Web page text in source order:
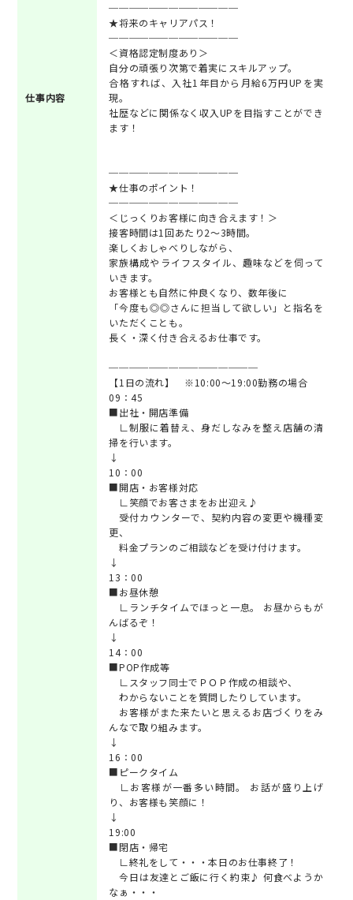
仕事内容
─────────────
★将来のキャリアパス！
─────────────
＜資格認定制度あり＞
自分の頑張り次第で着実にスキルアップ。
合格すれば、入社1年目から月給6万円UPを実
現。
社歴などに関係なく収入UPを目指すことができ
ます！
─────────────
★仕事のポイント！
─────────────
＜じっくりお客様に向き合えます！＞
接客時間は1回あたり2～3時間。
楽しくおしゃべりしながら、
家族構成やライフスタイル、趣味などを伺って
いきます。
お客様とも自然に仲良くなり、数年後に
「今度も◎◎さんに担当して欲しい」と指名を
いただくことも。
長く・深く付き合えるお仕事です。
───────────────
【1日の流れ】 ※10:00～19:00勤務の場合
09：45
■出社・開店準備
∟制服に着替え、身だしなみを整え店舗の清
掃を行います。
↓
10：00
■開店・お客様対応
∟笑顔でお客さまをお出迎え♪
受付カウンターで、契約内容の変更や機種変
更、
料金プランのご相談などを受け付けます。
↓
13：00
■お昼休憩
∟ランチタイムでほっと一息。 お昼からもが
んばるぞ！
↓
14：00
■POP作成等
∟スタッフ同士でＰＯＰ作成の相談や、
わからないことを質問したりしています。
お客様がまた来たいと思えるお店づくりをみ
んなで取り組みます。
↓
16：00
■ピークタイム
∟お客様が一番多い時間。 お話が盛り上げ
り、お客様も笑顔に！
↓
19:00
■閉店・帰宅
∟終礼をして・・・本日のお仕事終了！
今日は友達とご飯に行く約束♪ 何食べようか
なぁ・・・